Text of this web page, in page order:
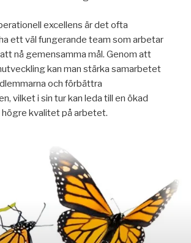
excellens är det ofta
ett väl fungerande team som arbetar
nå gemensamma mål. Genom att
kan man stärka samarbetet
och förbättra
vilket i sin tur kan leda till en ökad
kvalitet på arbetet.